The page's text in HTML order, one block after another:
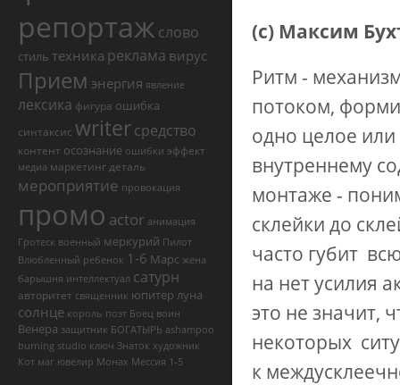
репортаж слово
стиль техника реклама вирус
Прием энергия явление
лексика фигура ошибка
синтаксис writerсредство
контент осознание ошибки эффект
медиа маркетингдеталь
мероприятие провокация
промо actor анимация
Гротеск военный меркурий Пилот
Влюбленный ребенок 1-6 Марс жена
барышня интеллектуал сатурн
авторитет священник юпитер луна
солнце король поэт Боец воин
Венера защитник БОГАТЫРЬ ashampoo
burning studio ключ Знаток художник
Кот маг ювелир Монах Мессия 1-5
(с) Максим
Ритм -
потоком,
одно целое
внутреннему
монтаже -
склейки до
часто губит
на нет усилия
это не значит,
некоторых
к